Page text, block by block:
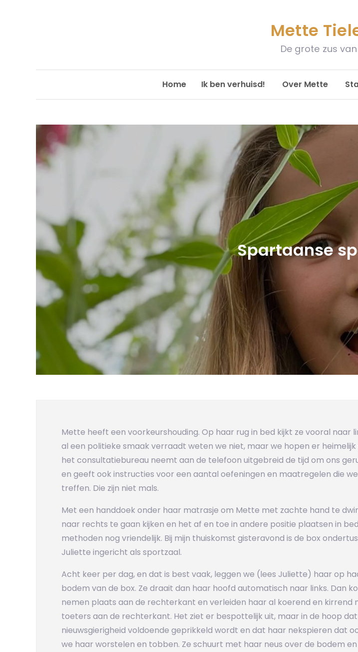
Mette
De grote zus
Home Ik ben verhuisd! Over Mette
Spartaanse
Mette heeft een voorkeurshouding. Op haar rug in bed kijkt ze vooral naar
al een politieke smaak verraadt weten we niet, maar we hopen er heimelijk
het consultatiebureau neemt aan de telefoon uitgebreid de tijd om ons
en geeft ook instructies voor een aantal oefeningen en maatregelen die
treffen. Die zijn niet mals.
Met een handdoek onder haar matrasje om Mette met zachte hand te
naar rechts te gaan kijken en het af en toe in andere positie plaatsen in
methoden nog vriendelijk. Bij mijn thuiskomst gisteravond is de box
Juliette ingericht als sportzaal.
Acht keer per dag, en dat is best vaak, leggen we (lees Juliette) haar op
bodem van de box. Ze draait dan haar hoofd automatisch naar links. Dan
nemen plaats aan de rechterkant en verleiden haar al koerend en kirrend
toeters aan de rechterkant. Het ziet er bespottelijk uit, maar in de hoop
nieuwsgierigheid voldoende geprikkeld wordt en dat haar nekspieren dat
we haar worstelen en tobben. Ze schuurt met haar neus over de bodem